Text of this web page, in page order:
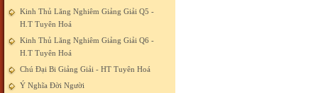
Kinh Thủ Lăng Nghiêm Giảng Giải Q5 -
H.T Tuyên Hoá
Kinh Thủ Lăng Nghiêm Giảng Giải Q6 -
H.T Tuyên Hoá
Chú Đại Bi Giảng Giải - HT Tuyên Hoá
Ý Nghĩa Đời Người